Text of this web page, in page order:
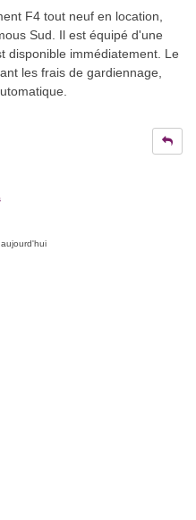
F4 tout neuf en location,
Sud. Il est équipé d'une
disponible immédiatement. Le
les frais de gardiennage,